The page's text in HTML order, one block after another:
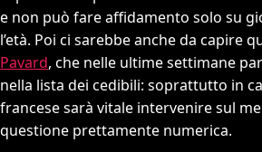
e non può fare affidamento solo su
l’età. Poi ci sarebbe anche da capire
Pavard, che nelle ultime settimane
nella lista dei cedibili: soprattutto in
francese sarà vitale intervenire sul
questione prettamente numerica.